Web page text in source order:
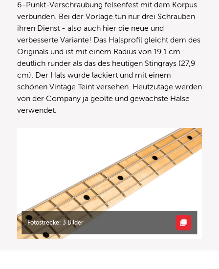
6-Punkt-Verschraubung felsenfest mit dem Korpus
verbunden. Bei der Vorlage tun nur drei Schrauben
ihren Dienst ‑ also auch hier die neue und
verbesserte Variante! Das Halsprofil gleicht dem des
Originals und ist mit einem Radius von 19,1 cm
deutlich runder als das des heutigen Stingrays (27,9
cm). Der Hals wurde lackiert und mit einem
schönen Vintage Teint versehen. Heutzutage werden
von der Company ja geölte und gewachste Hälse
verwendet.
Fotostrecke: 3 Bilder